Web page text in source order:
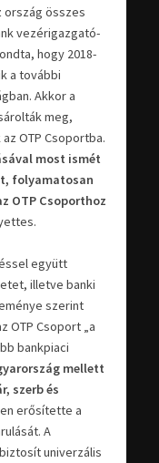
összes
vezérigazgató-
hogy 2018-
a további
Akkor a
meg,
OTP Csoportba.
most ismét
folyamatosan
OTP Csoporthoz
együtt
illetve banki
szerint
OTP Csoport „a
bankpiaci
mellett
szerb és
erősítette a
A
univerzális